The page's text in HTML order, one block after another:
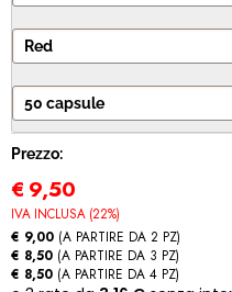
Prezzo:
€ 9,50
IVA INCLUSA (22%)
€ 9,00 (A PARTIRE DA 2 PZ)
€ 8,50 (A PARTIRE DA 3 PZ)
€ 8,50 (A PARTIRE DA 4 PZ)